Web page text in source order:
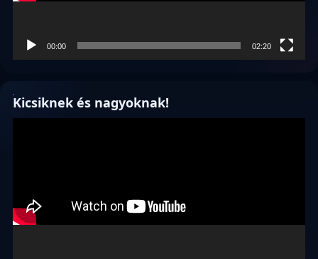
00:00 02:20
Kicsiknek és nagyoknak!